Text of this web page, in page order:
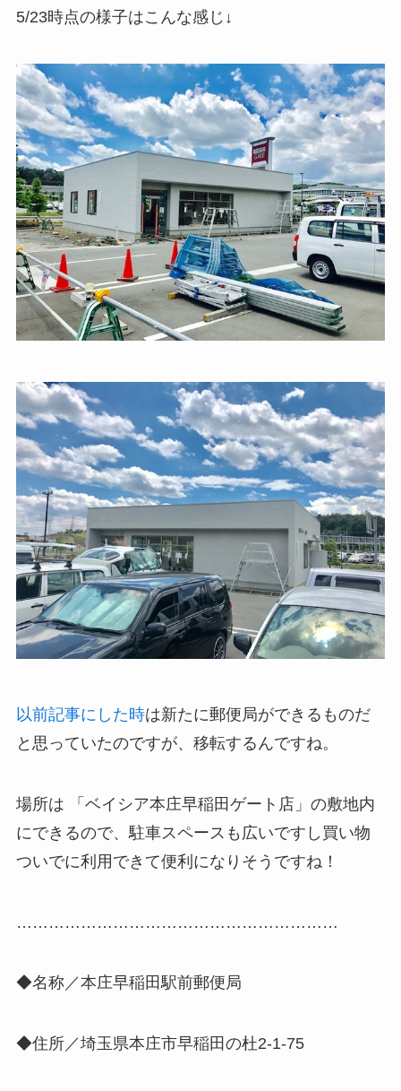
5/23時点の様子はこんな感じ↓
以前記事にした時は新たに郵便局ができるものだ
と思っていたのですが、移転するんですね。
場所は 「ベイシア本庄早稲田ゲート店」の敷地内
にできるので、駐車スペースも広いですし買い物
ついでに利用できて便利になりそうですね！
……………………………………………………
◆名称／本庄早稲田駅前郵便局
◆住所／埼玉県本庄市早稲田の杜2-1-75